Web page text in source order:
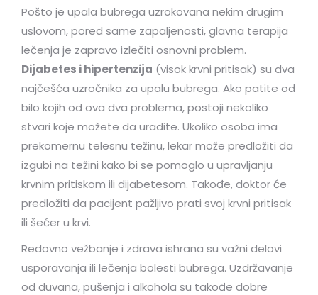
Pošto je upala bubrega uzrokovana nekim drugim
uslovom, pored same zapaljenosti, glavna terapija
lečenja je zapravo izlečiti osnovni problem.
Dijabetes i hipertenzija (visok krvni pritisak) su dva
najčešća uzročnika za upalu bubrega. Ako patite od
bilo kojih od ova dva problema, postoji nekoliko
stvari koje možete da uradite. Ukoliko osoba ima
prekomernu telesnu težinu, lekar može predložiti da
izgubi na težini kako bi se pomoglo u upravljanju
krvnim pritiskom ili dijabetesom. Takođe, doktor će
predložiti da pacijent pažljivo prati svoj krvni pritisak
ili šećer u krvi.
Redovno vežbanje i zdrava ishrana su važni delovi
usporavanja ili lečenja bolesti bubrega. Uzdržavanje
od duvana, pušenja i alkohola su takođe dobre